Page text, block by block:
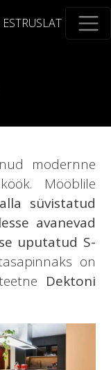
ESTRUSLAT
modernne
Mööblile
süvistatud
avanevad
uputatud S-
on
Dektoni